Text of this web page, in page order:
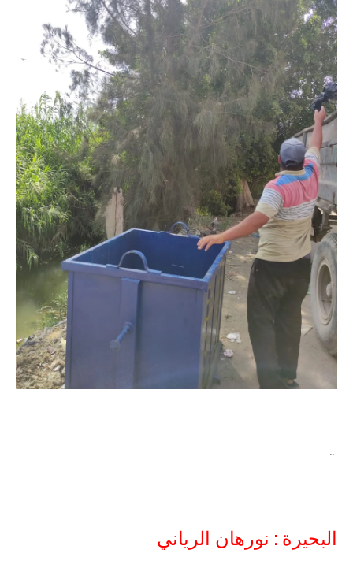
..
البحيرة : نورهان الرياني